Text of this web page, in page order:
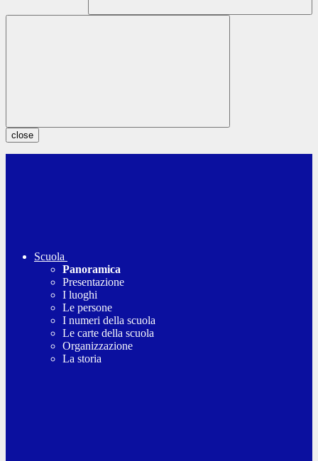
close
Scuola
Panoramica
Presentazione
I luoghi
Le persone
I numeri della scuola
Le carte della scuola
Organizzazione
La storia